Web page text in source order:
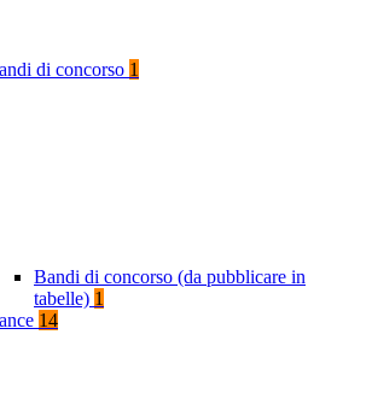
di concorso 1
Bandi di concorso (da pubblicare in
tabelle) 1
14